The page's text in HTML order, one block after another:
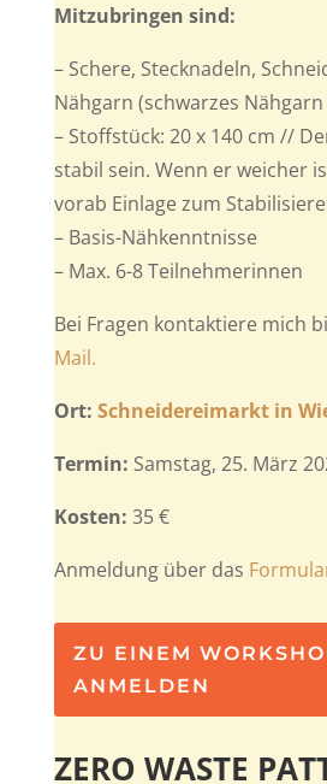
Mitzubringen sind:
– Schere, Stecknadeln,
Nähgarn (schwarzes
– Stoffstück: 20 x 140 cm //
stabil sein. Wenn er weicher
vorab Einlage zum
– Basis-Nähkenntnisse
– Max. 6-8 Teilnehmerinnen
Bei Fragen kontaktiere mich
Mail.
Ort: Schneidereimarkt in
Termin: Samstag, 25. März
Kosten: 35 €
Anmeldung über das
ZU EINEM
ANMELDEN
ZERO WASTE